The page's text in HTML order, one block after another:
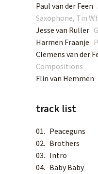
Paul van der Feen
Saxophone, Tin
Jesse van Ruller
Harmen Fraanje
Clemens van der
Compositions
Flin van Hemmen
track list
01. Peaceguns
02. Brothers
03. Intro
04. Baby Baby